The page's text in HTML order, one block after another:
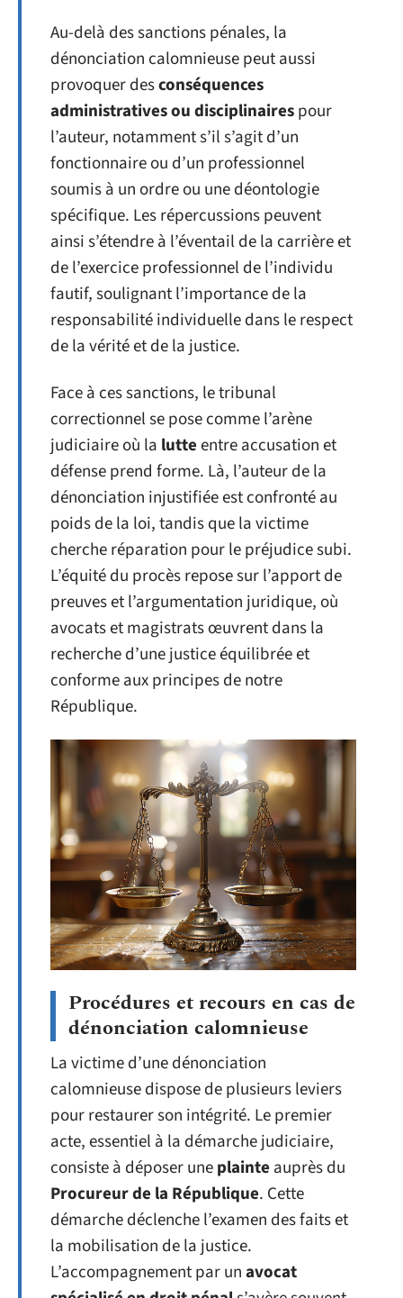
Au-delà des sanctions pénales, la
dénonciation calomnieuse peut aussi
provoquer desconséquences
administratives ou disciplinairespour
l’auteur, notamment s’il s’agit d’un
fonctionnaire ou d’un professionnel
soumis à un ordre ou une déontologie
spécifique. Les répercussions peuvent
ainsi s’étendre à l’éventail de la carrière et
de l’exercice professionnel de l’individu
fautif, soulignant l’importance de la
responsabilité individuelle dans le respect
de la vérité et de la justice.
Face à ces sanctions, le tribunal
correctionnel se pose comme l’arène
judiciaire où la lutteentre accusation et
défense prend forme. Là, l’auteur de la
dénonciation injustifiée est confronté au
poids de la loi, tandis que la victime
cherche réparation pour le préjudice subi.
L’équité du procès repose sur l’apport de
preuves et l’argumentation juridique, où
avocats et magistrats œuvrent dans la
recherche d’une justice équilibrée et
conforme aux principes de notre
République.
Procédures et recours en cas de
dénonciation calomnieuse
La victime d’une dénonciation
calomnieuse dispose de plusieurs leviers
pour restaurer son intégrité. Le premier
acte, essentiel à la démarche judiciaire,
consiste à déposer uneplainte auprès du
Procureur de la République. Cette
démarche déclenche l’examen des faits et
la mobilisation de la justice.
L’accompagnement par unavocat